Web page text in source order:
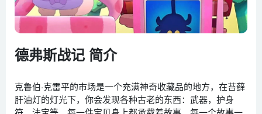
德弗斯战记 简介
克鲁伯·克雷平的市场是一个充满神奇收藏品的地方，在苔藓
肝油灯的灯光下，你会发现各种古老的东西：武器，护身